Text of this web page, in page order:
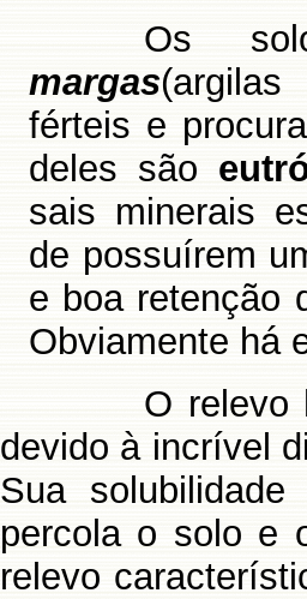
Os
margas
férteis e
deles são
sais minerais
de possuírem
e boa retenção
Obviamente há
O relevo
devido à incrível
Sua
percola o solo e
relevo